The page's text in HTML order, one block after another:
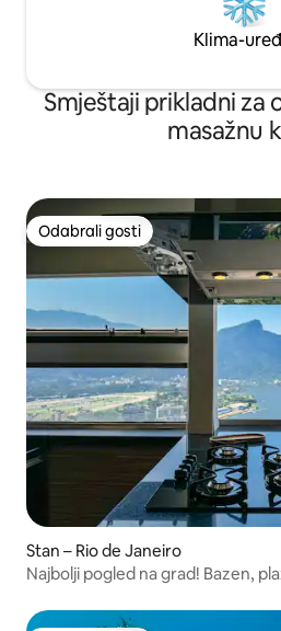
Klima-
Smještaji prikladni za
masažnu
Odabrali gosti
Odabrali gosti
Stan – Rio de Janeiro
Najbolji pogled na grad! Bazen,